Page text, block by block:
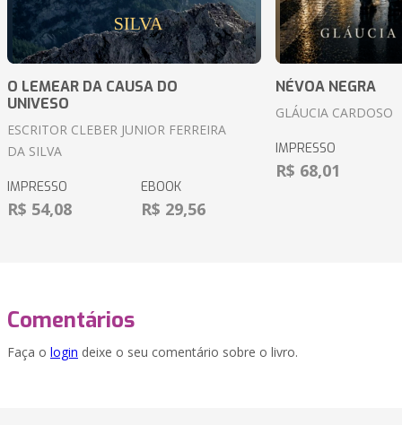
O LEMEAR DA CAUSA DO
UNIVESO
ESCRITOR CLEBER JUNIOR FERREIRA
DA SILVA
IMPRESSO
R$ 54,08
EBOOK
R$ 29,56
NÉVOA NEGRA
GLÁUCIA CARDOSO
IMPRESSO
R$ 68,01
Comentários
Faça o login deixe o seu comentário sobre o livro.